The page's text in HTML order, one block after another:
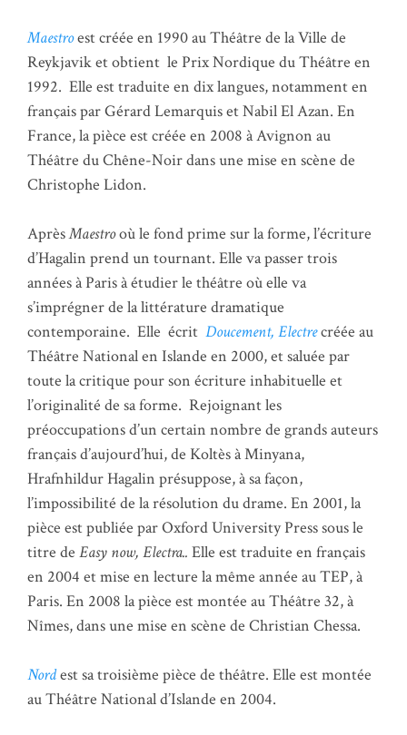
Maestroest créée en 1990 au Théâtre de la Ville de
Reykjavik et obtient le Prix Nordique du Théâtre en
1992. Elle est traduite en dix langues, notamment en
français par Gérard Lemarquis et Nabil El Azan. En
France, la pièce est créée en 2008 à Avignon au
Théâtre du Chêne-Noir dans une mise en scène de
Christophe Lidon.
AprèsMaestrooù le fond prime sur la forme, l’écriture
d’Hagalin prend un tournant. Elle va passer trois
années à Paris à étudier le théâtre où elle va
s’imprégner de la littérature dramatique
contemporaine. Elle écrit Doucement, Electrecréée au
Théâtre National en Islande en 2000, et saluée par
toute la critique pour son écriture inhabituelle et
l’originalité de sa forme. Rejoignant les
préoccupations d’un certain nombre de grands auteurs
français d’aujourd’hui, de Koltès à Minyana,
Hrafnhildur Hagalin présuppose, à sa façon,
l’impossibilité de la résolution du drame. En 2001, la
pièce est publiée par Oxford University Press sous le
titre de Easy now, Electra.. Elle est traduite en français
en 2004 et mise en lecture la même année au TEP, à
Paris. En 2008 la pièce est montée au Théâtre 32, à
Nîmes, dans une mise en scène de Christian Chessa.
Nordest sa troisième pièce de théâtre. Elle est montée
au Théâtre National d’Islande en 2004.